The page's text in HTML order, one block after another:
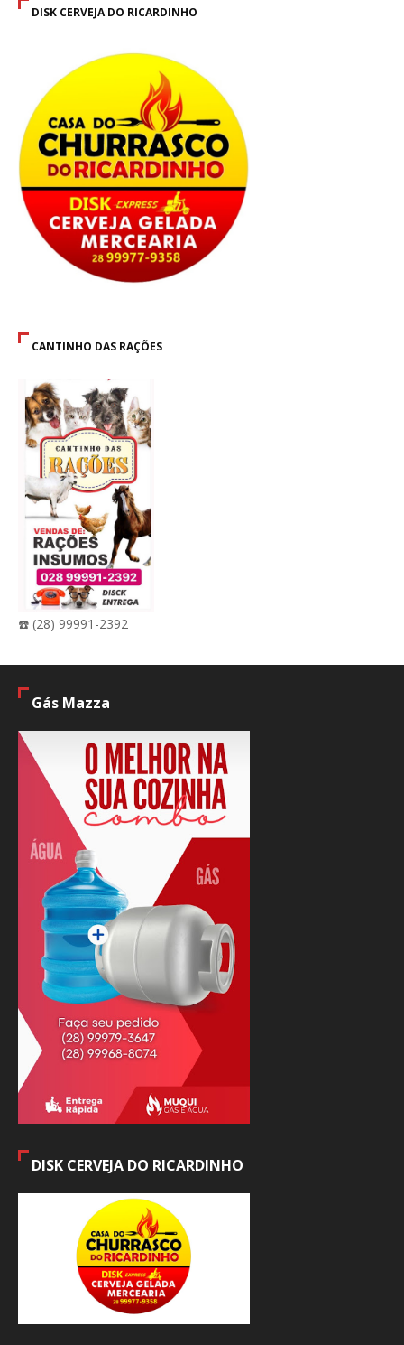
DISK CERVEJA DO RICARDINHO
CANTINHO DAS RAÇÕES
☎️ (28) 99991-2392
Gás Mazza
DISK CERVEJA DO RICARDINHO